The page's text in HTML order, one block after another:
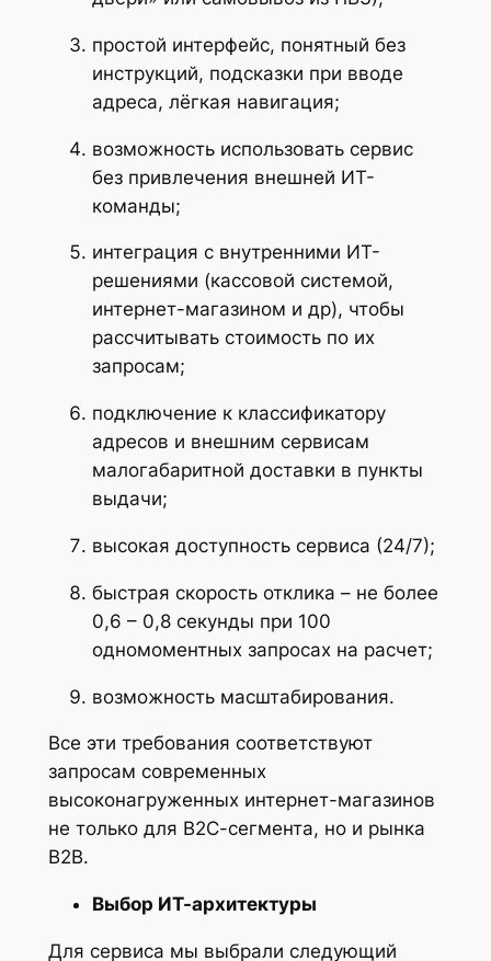
простой интерфейс, понятный без
инструкций, подсказки при вводе
адреса, лёгкая навигация;
возможность использовать сервис
без привлечения внешней ИТ-
команды;
интеграция с внутренними ИТ-
решениями (кассовой системой,
интернет-магазином и др), чтобы
рассчитывать стоимость по их
запросам;
подключение к классификатору
адресов и внешним сервисам
малогабаритной доставки в пункты
выдачи;
высокая доступность сервиса (24/7);
быстрая скорость отклика – не более
0,6 – 0,8 секунды при 100
одномоментных запросах на расчет;
возможность масштабирования.
Все эти требования соответствуют
запросам современных
высоконагруженных интернет-магазинов
не только для В2С-сегмента, но и рынка
В2В.
Выбор ИТ-архитектуры
Для сервиса мы выбрали следующий